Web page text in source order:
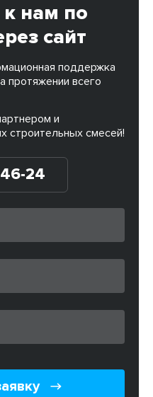
нам по
сайт
поддержка
протяжении всего
и
строительных смесей!
24